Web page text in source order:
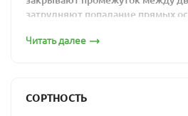
По сравнению с прямым
используют в основном для
затрудняют попадание прямых
монтаж скошенного планкена
Читать далее
СОРТНОСТЬ